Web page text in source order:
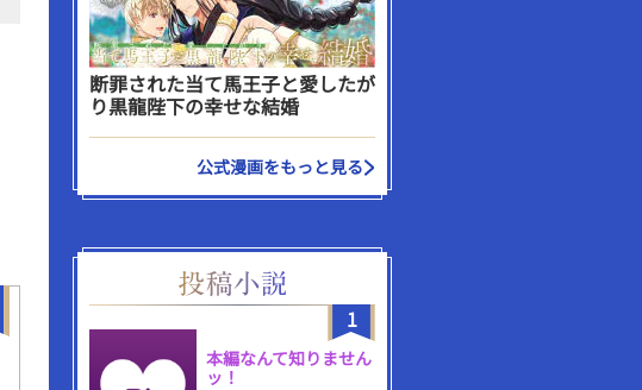
断罪された当て馬王子と愛したが
り黒龍陛下の幸せな結婚
公式漫画をもっと見る
1
本編なんて知りません
ッ！